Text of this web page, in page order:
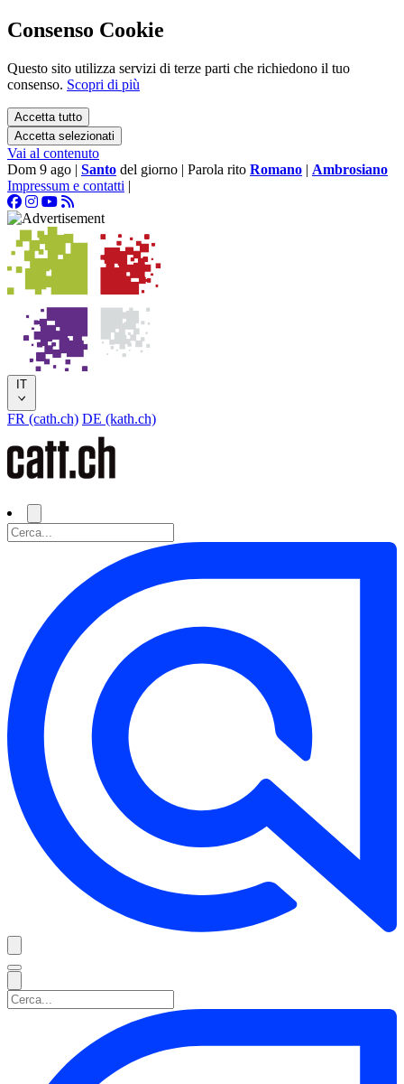
Consenso Cookie
Questo sito utilizza servizi di terze parti che richiedono il tuo
consenso. Scopri di più
Accetta tutto
Accetta selezionati
Vai al contenuto
Dom 9 ago | Santo del giorno | Parola rito Romano | Ambrosiano
Impressum e contatti |
IT
FR (cath.ch) DE (kath.ch)